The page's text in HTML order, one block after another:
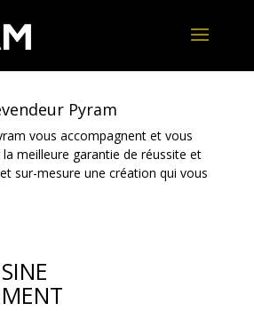
Pyram
vous accompagnent et vous
meilleure garantie de réussite et
sur-mesure une création qui vous